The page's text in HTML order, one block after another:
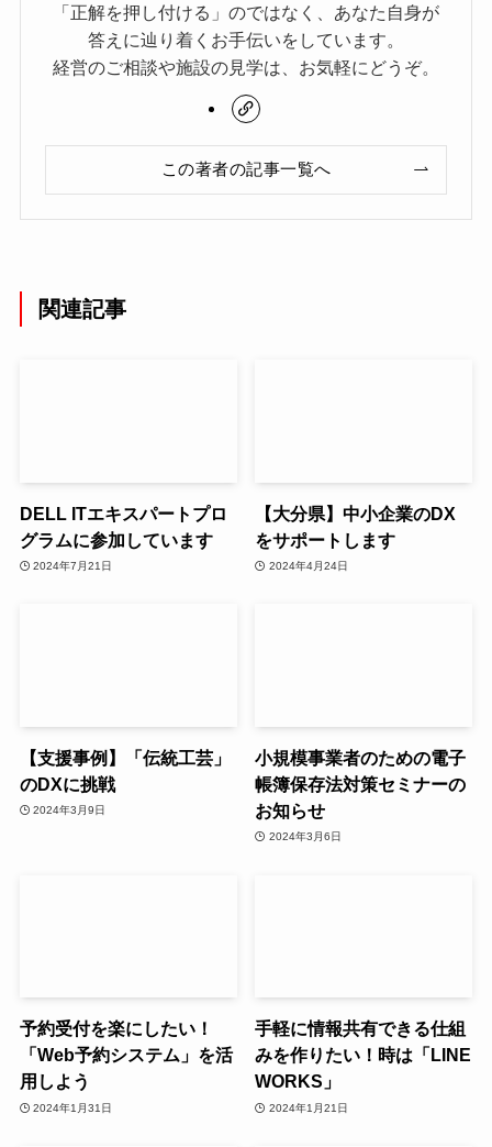
「正解を押し付ける」のではなく、あなた自身が
答えに辿り着くお手伝いをしています。
経営のご相談や施設の見学は、お気軽にどうぞ。
この著者の記事一覧へ
関連記事
DELL ITエキスパートプロ
グラムに参加しています
2024年7月21日
【大分県】中小企業のDX
をサポートします
2024年4月24日
【支援事例】「伝統工芸」
のDXに挑戦
2024年3月9日
小規模事業者のための電子
帳簿保存法対策セミナーの
お知らせ
2024年3月6日
予約受付を楽にしたい！
「Web予約システム」を活
用しよう
2024年1月31日
手軽に情報共有できる仕組
みを作りたい！時は「LINE
WORKS」
2024年1月21日